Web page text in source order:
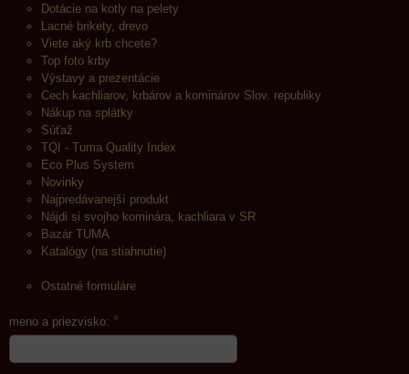
Dotácie na kotly na pelety
Lacné brikety, drevo
Viete aký krb chcete?
Top foto krby
Výstavy a prezentácie
Cech kachliarov, krbárov a kominárov Slov. republiky
Nákup na splátky
Súťaž
TQI - Tuma Quality Index
Eco Plus System
Novinky
Najpredávanejší produkt
Nájdi si svojho kominára, kachliara v SR
Bazár TUMA
Katalógy (na stiahnutie)
Ostatné formuláre
meno a priezvisko: *